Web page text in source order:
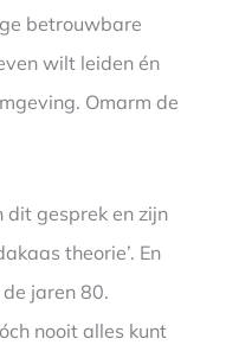
betrouwbare
wilt leiden én
Omarm de
dit gesprek en zijn
theorie’. En
jaren 80.
nooit alles kunt